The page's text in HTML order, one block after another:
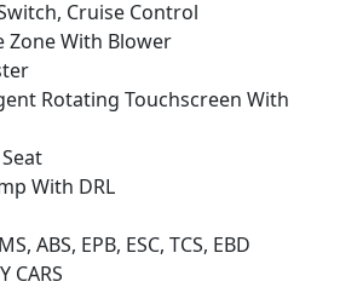
Cruise Control
Zone With Blower
Rotating Touchscreen With
With DRL
ABS, EPB, ESC, TCS, EBD
CARS